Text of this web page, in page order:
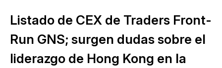
Listado de CEX de Traders Front-
Run GNS; surgen dudas sobre el
liderazgo de Hong Kong en la